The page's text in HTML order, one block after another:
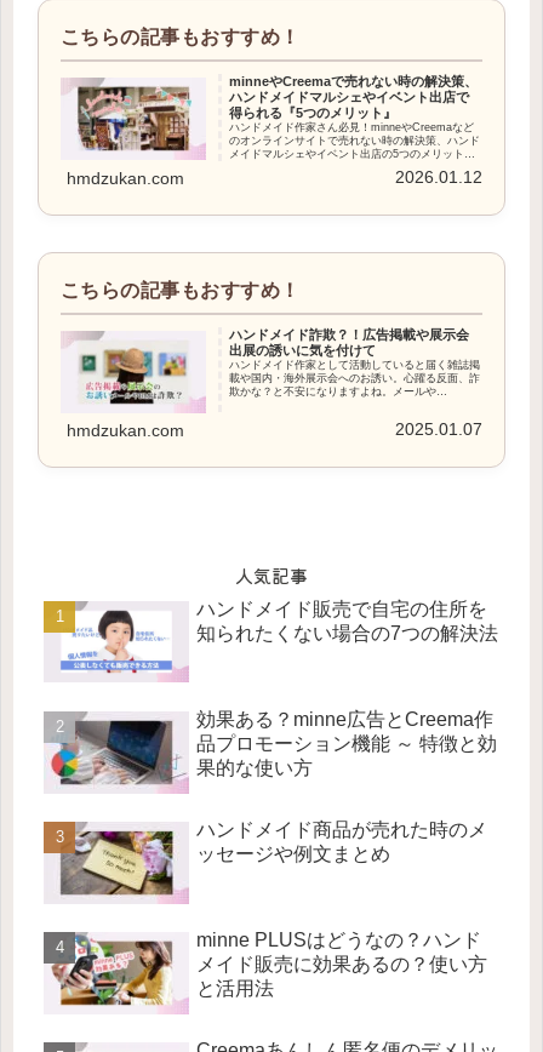
minneやCreemaで売れない時の解決策、
ハンドメイドマルシェやイベント出店で
得られる『5つのメリット』
ハンドメイド作家さん必見！minneやCreemaなど
のオンラインサイトで売れない時の解決策、ハンド
メイドマルシェやイベント出店の5つのメリットを
hmdzukan.com 2026.01.12
ハンドメイド詐欺？！広告掲載や展示会
出展の誘いに気を付けて
ハンドメイド作家として活動していると届く雑誌掲
載や国内・海外展示会へのお誘い。心躍る反面、詐
欺かな？と不安になりますよね。メールや
hmdzukan.com 2025.01.07
人気記事
ハンドメイド販売で自宅の住所を
知られたくない場合の7つの解決法
効果ある？minne広告とCreema作
品プロモーション機能 ～ 特徴と効
果的な使い方
ハンドメイド商品が売れた時のメ
ッセージや例文まとめ
minne PLUSはどうなの？ハンド
メイド販売に効果あるの？使い方
と活用法